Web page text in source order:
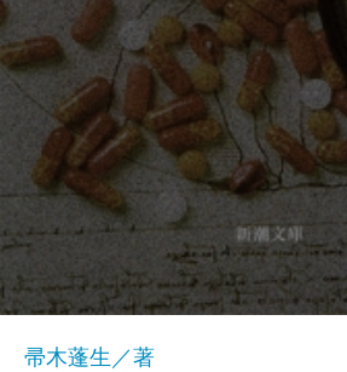
帚木蓬生／著